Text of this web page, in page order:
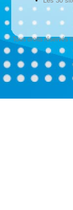
Tous droits réservés